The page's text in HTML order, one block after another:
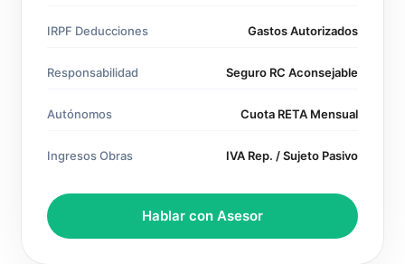
IRPF Deducciones Gastos Autorizados
Responsabilidad Seguro RC Aconsejable
Autónomos Cuota RETA Mensual
Ingresos Obras IVA Rep. / Sujeto Pasivo
Hablar con Asesor